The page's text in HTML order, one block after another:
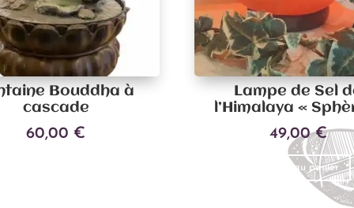
Bouddha à
cascade
60,00 €
Lampe de Sel
l’Himalaya «
49,00€
Ajouter au panier